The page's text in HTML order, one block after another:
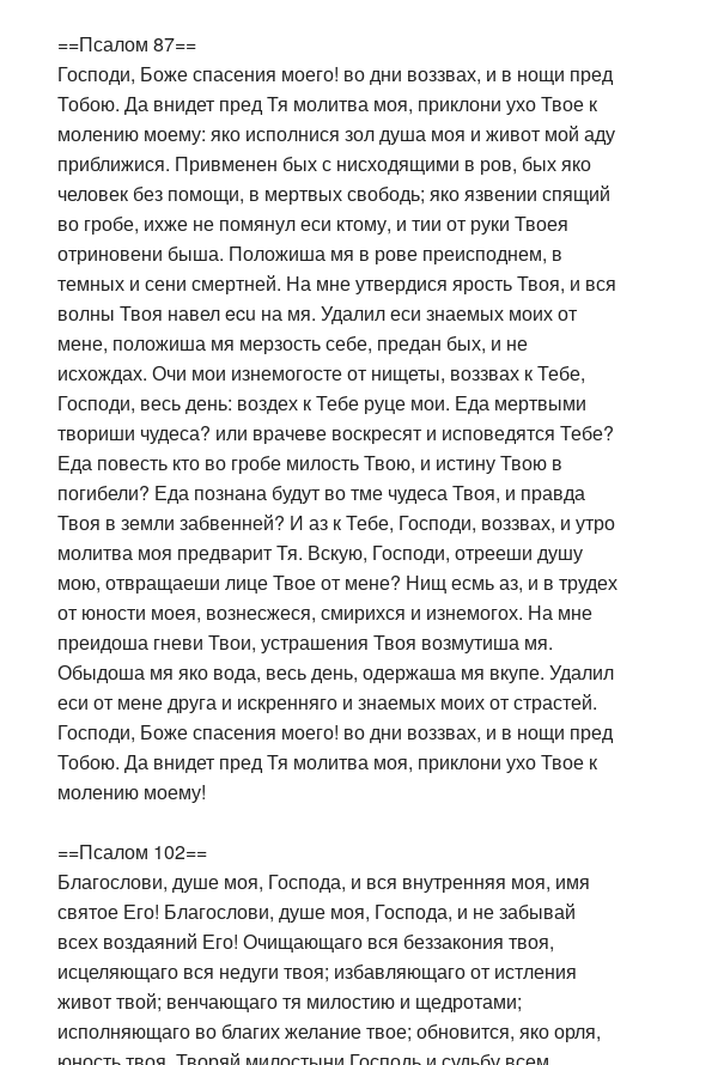
==Псалом 87==
Господи, Боже спасения моего! во дни воззвах, и в нощи пред
Тобою. Да внидет пред Тя молитва моя, приклони ухо Твое к
молению моему: яко исполнися зол душа моя и живот мой аду
приближися. Привменен бых с нисходящими в ров, бых яко
человек без помощи, в мертвых свободь; яко язвении спящий
во гробе, ихже не помянул еси ктому, и тии от руки Твоея
отриновени быша. Положиша мя в рове преисподнем, в
темных и сени смертней. На мне утвердися ярость Твоя, и вся
волны Твоя навел ecu на мя. Удалил еси знаемых моих от
мене, положиша мя мерзость себе, предан бых, и не
исхождах. Очи мои изнемогосте от нищеты, воззвах к Тебе,
Господи, весь день: воздех к Тебе руце мои. Еда мертвыми
твориши чудеса? или врачеве воскресят и исповедятся Тебе?
Еда повесть кто во гробе милость Твою, и истину Твою в
погибели? Еда познана будут во тме чудеса Твоя, и правда
Твоя в земли забвенней? И аз к Тебе, Господи, воззвах, и утро
молитва моя предварит Тя. Вскую, Господи, отрееши душу
мою, отвращаеши лице Твое от мене? Нищ есмь аз, и в трудех
от юности моея, вознесжеся, смирихся и изнемогох. На мне
преидоша гневи Твои, устрашения Твоя возмутиша мя.
Обыдоша мя яко вода, весь день, одержаша мя вкупе. Удалил
еси от мене друга и искренняго и знаемых моих от страстей.
Господи, Боже спасения моего! во дни воззвах, и в нощи пред
Тобою. Да внидет пред Тя молитва моя, приклони ухо Твое к
молению моему!
==Псалом 102==
Благослови, душе моя, Господа, и вся внутренняя моя, имя
святое Его! Благослови, душе моя, Господа, и не забывай
всех воздаяний Его! Очищающаго вся беззакония твоя,
исцеляющаго вся недуги твоя; избавляющаго от истления
живот твой; венчающаго тя милостию и щедротами;
исполняющаго во благих желание твое; обновится, яко орля,